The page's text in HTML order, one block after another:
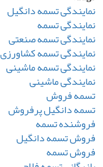
نمایندگی تسمه دانگیل
نمایندگی تسمه
نمایندگی تسمه صنعتی
نمایندگی تسمه کشاورزی
نمایندگی تسمه ماشینی
نمایندگی ماشینی
تسمه فروش
تسمه دانگیل پرفروش
فروشنده تسمه
فروش تسمه دانگیل
فروش تسمه